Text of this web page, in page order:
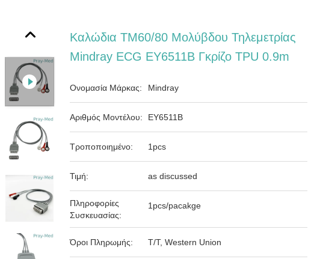
Καλώδια TM60/80 Μολύβδου Τηλεμετρίας
Mindray ECG EY6511B Γκρίζο TPU 0.9m
Ονομασία Μάρκας: Mindray
Αριθμός Μοντέλου: EY6511B
Τροποποιημένο: 1pcs
Τιμή: as discussed
Πληροφορίες
Συσκευασίας:
1pcs/pacakge
Όροι Πληρωμής: T/T, Western Union